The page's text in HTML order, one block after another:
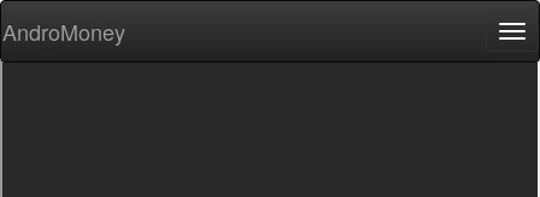
AndroMoney